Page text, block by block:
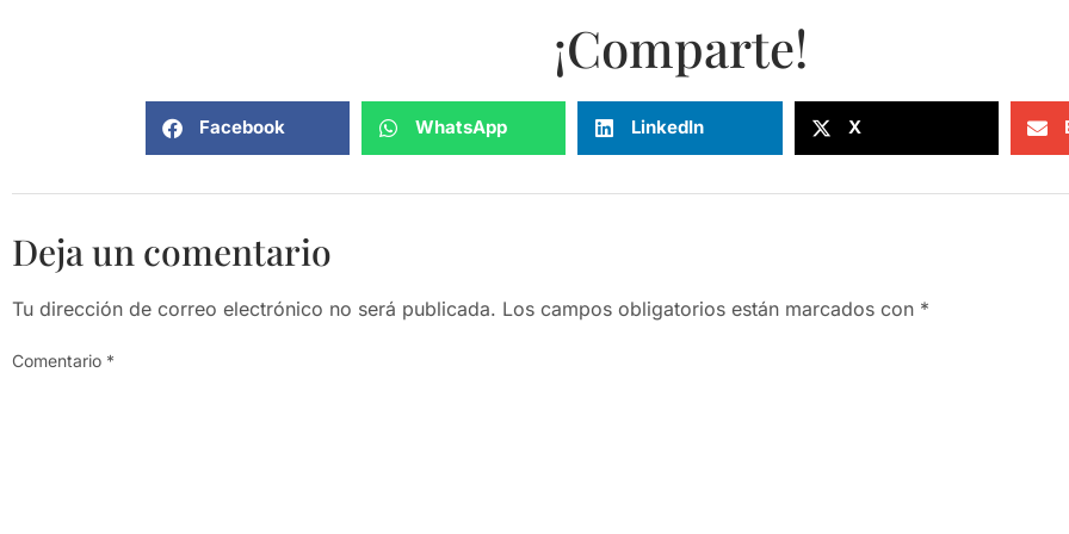
¡Comparte!
Facebook WhatsApp LinkedIn X
Deja un comentario
Tu dirección de correo electrónico no será publicada. Los campos obligatorios están marcados con *
Comentario *